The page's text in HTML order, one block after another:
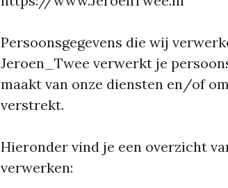
Persoonsgegevens die wij
Jeroen_Twee verwerkt je
maakt van onze diensten en/of
verstrekt.
Hieronder vind je een overzicht
verwerken: